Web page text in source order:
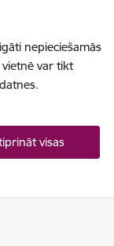
nepieciešamās
var tikt
visas